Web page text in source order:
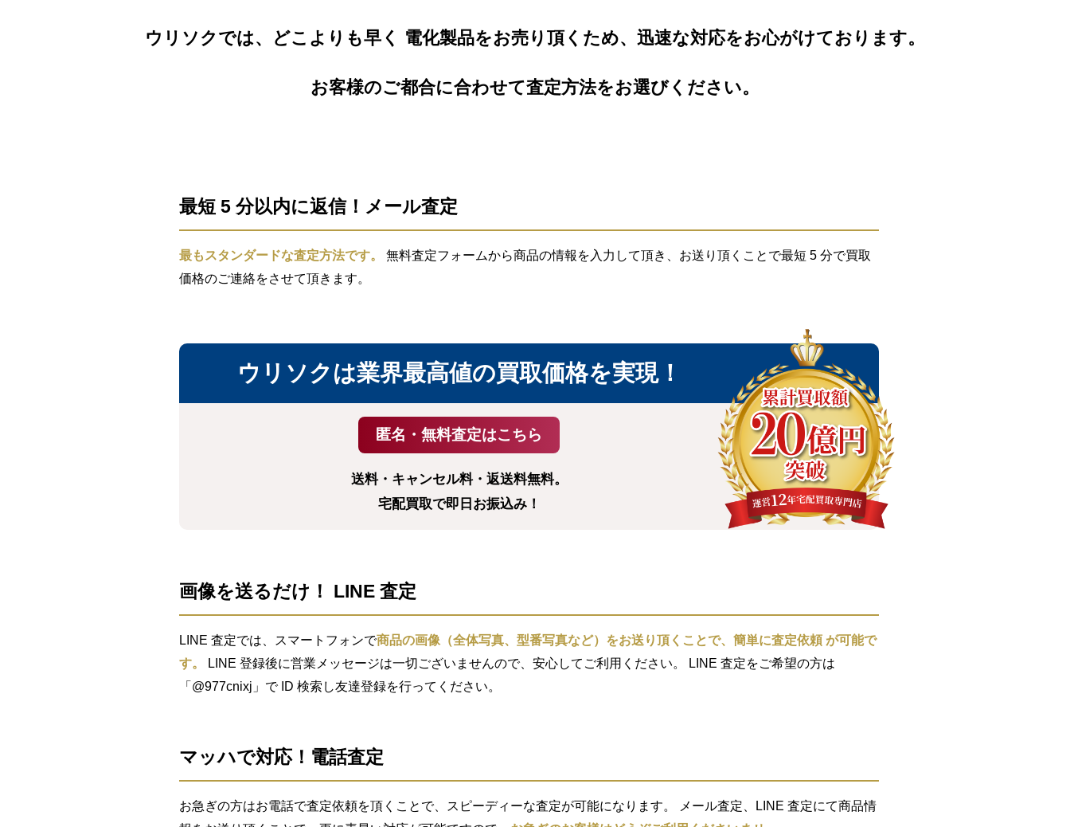
ウリソクでは、どこよりも早く 電化製品をお売り頂くため、迅速な対応をお心がけております。
お客様のご都合に合わせて査定方法をお選びください。
最短 5 分以内に返信！メール査定
最もスタンダードな査定方法です。
無料査定フォームから商品の情報を入力して頂き、お送り頂くことで最短 5 分で買取
価格のご連絡をさせて頂きます。
ウリソクは業界最高値の買取価格を実現！
送料・キャンセル料・返送料無料。
宅配買取で即日お振込み！
画像を送るだけ！ LINE 査定
LINE 査定では、スマートフォンで商品の画像（全体写真、型番写真など）をお送り頂くことで、簡単に査定依頼 が可能で
す。
LINE 登録後に営業メッセージは一切ございませんので、安心してご利用ください。 LINE 査定をご希望の方は
「@977cnixj」で ID 検索し友達登録を行ってください。
マッハで対応！電話査定
お急ぎの方はお電話で査定依頼を頂くことで、スピーディーな査定が可能になります。 メール査定、LINE 査定にて商品情